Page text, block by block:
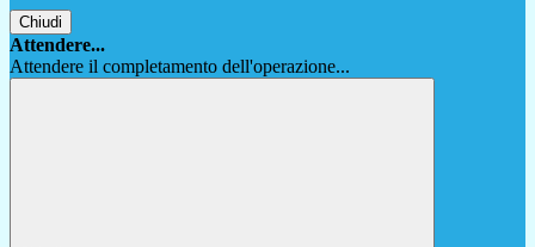
Chiudi
Attendere...
Attendere il completamento dell'operazione...